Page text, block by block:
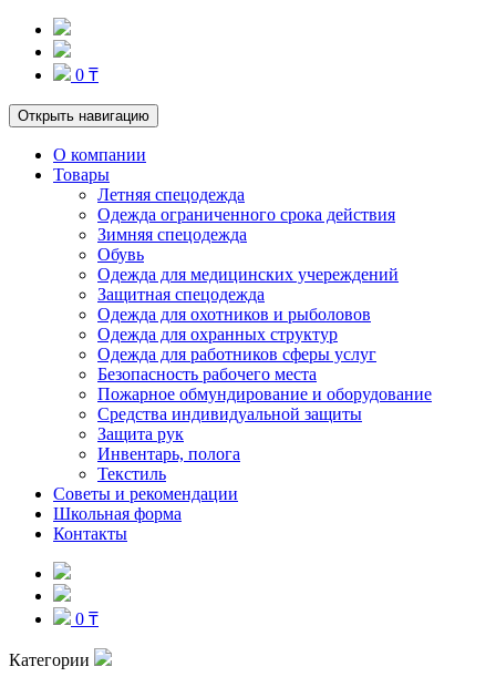
0 ₸
Открыть навигацию
О компании
Товары
Летняя спецодежда
Одежда ограниченного срока действия
Зимняя спецодежда
Обувь
Одежда для медицинских учереждений
Защитная спецодежда
Одежда для охотников и рыболовов
Одежда для охранных структур
Одежда для работников сферы услуг
Безопасность рабочего места
Пожарное обмундирование и оборудование
Средства индивидуальной защиты
Защита рук
Инвентарь, полога
Текстиль
Советы и рекомендации
Школьная форма
Контакты
0 ₸
Категории